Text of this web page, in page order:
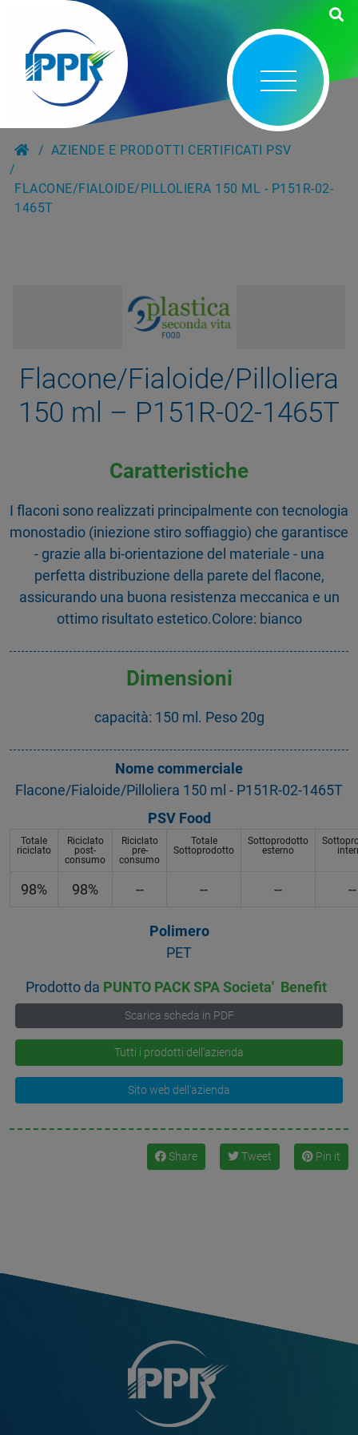
AZIENDE E PRODOTTI CERTIFICATI PSV
FLACONE/FIALOIDE/PILLOLIERA 150 ML - P151R-02-
1465T
Flacone/Fialoide/Pilloliera
150 ml – P151R-02-1465T
Caratteristiche
I flaconi sono realizzati principalmente con tecnologia
monostadio (iniezione stiro soffiaggio) che garantisce
- grazie alla bi-orientazione del materiale - una
perfetta distribuzione della parete del flacone,
assicurando una buona resistenza meccanica e un
ottimo risultato estetico.Colore: bianco
Dimensioni
capacità: 150 ml. Peso 20g
Nome commerciale
Flacone/Fialoide/Pilloliera 150 ml - P151R-02-1465T
PSV Food
Totale
riciclato
Riciclato
post-
consumo
Riciclato
pre-
consumo
Totale
Sottoprodotto
Sottoprodotto
esterno
98% 98% -- -- -- --
Polimero
PET
Prodotto da PUNTO PACK SPA Societa' Benefit
Scarica scheda in PDF
Tutti i prodotti dell'azienda
Sito web dell'azienda
Share Tweet Pin it